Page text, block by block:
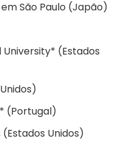
São Paulo (Japão)
(Estados
(Portugal)
Unidos)